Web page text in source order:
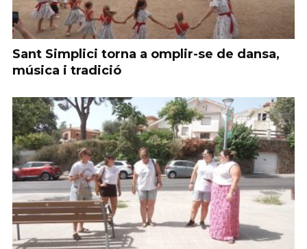
Sant Simplici torna a omplir-se de dansa,
música i tradició